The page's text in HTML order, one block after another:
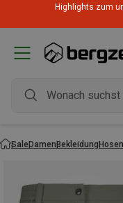
Highlights zum
SaleDamenBekleidungHosen